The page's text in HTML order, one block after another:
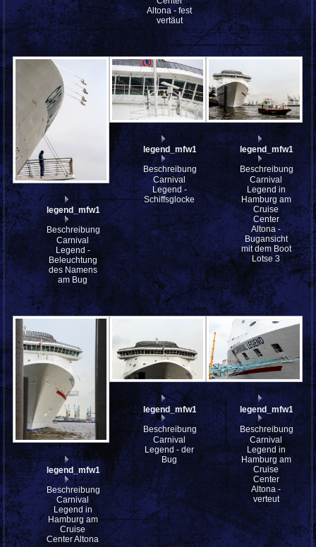
Altona - fest
vertäut
legend_mfw13__030054
Beschreibung:
Carnival
Legend -
Beleuchtung
des Namens
am Bug
legend_mfw13__030052
Beschreibung:
Carnival
Legend -
Schiffsglocke
Beschreibung:
Carnival
Legend in
Hamburg am
Cruise
Center
Altona -
Bugansicht
mit dem Boot
Lotse 3
legend_mfw13__030039
Beschreibung:
Carnival
Legend in
Hamburg am
Cruise
Center Altona
legend_mfw13__030036
Beschreibung:
Carnival
Legend - der
Bug
Beschreibung:
Carnival
Legend in
Hamburg am
Cruise
Center
Altona -
verteut